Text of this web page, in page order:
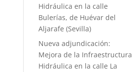
Hidráulica en la calle
Bulerías, de Huévar del
Aljarafe (Sevilla)
Nueva adjundicación:
Mejora de la Infraestructura
Hidráulica en la calle La